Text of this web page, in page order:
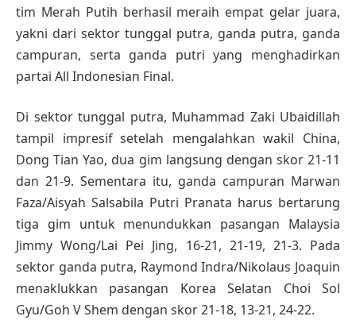
tim Merah Putih berhasil meraih empat gelar juara,
yakni dari sektor tunggal putra, ganda putra, ganda
campuran, serta ganda putri yang menghadirkan
partai All Indonesian Final.
Di sektor tunggal putra, Muhammad Zaki Ubaidillah
tampil impresif setelah mengalahkan wakil China,
Dong Tian Yao, dua gim langsung dengan skor 21-11
dan 21-9. Sementara itu, ganda campuran Marwan
Faza/Aisyah Salsabila Putri Pranata harus bertarung
tiga gim untuk menundukkan pasangan Malaysia
Jimmy Wong/Lai Pei Jing, 16-21, 21-19, 21-3. Pada
sektor ganda putra, Raymond Indra/Nikolaus Joaquin
menaklukkan pasangan Korea Selatan Choi Sol
Gyu/Goh V Shem dengan skor 21-18, 13-21, 24-22.